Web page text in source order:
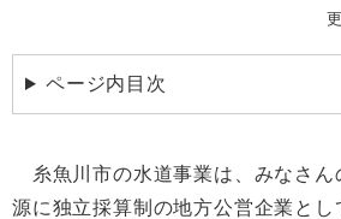
ページ内目次
糸魚川市の水道事業は、みなさん
源に独立採算制の地方公営企業とし